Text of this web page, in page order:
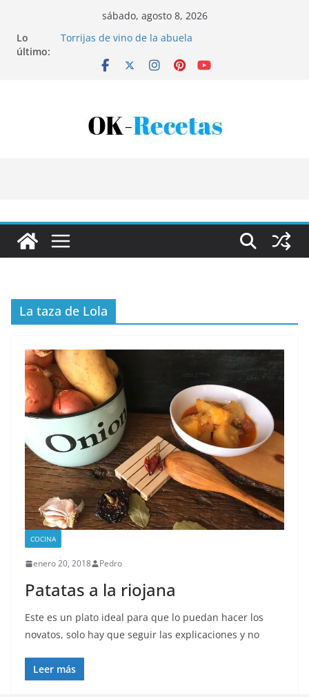
contenido
sábado, agosto 8, 2026
Lo
último:
Torrijas de vino de la abuela
Bandeja de pescaíto frito
La taza de Lola
COCINA
enero 20, 2018 Pedro
Patatas a la riojana
Este es un plato ideal para que lo puedan hacer los
novatos, solo hay que seguir las explicaciones y no
Leer más